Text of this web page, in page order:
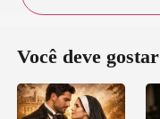
Você deve gostar